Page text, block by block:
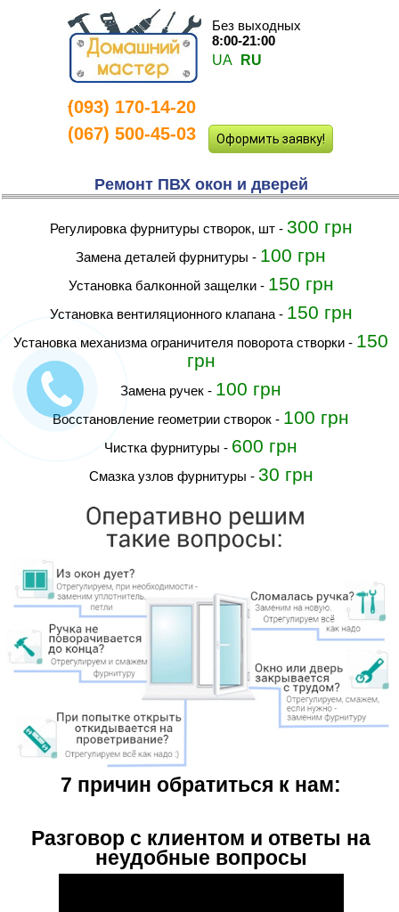
-
Без выходных
8:00-21:00
UA
RU
(093) 170-14-20
(067) 500-45-03
Оформить заявку!
Ремонт ПВХ окон и дверей
Регулировка фурнитуры створок, шт - 300 грн
Замена деталей фурнитуры - 100 грн
установка балконной защелки - 150 грн
Установка вентиляционного клапана - 150 грн
Установка механизма ограничителя поворота створки - 150
грн
Замена ручек - 100 грн
Восстановление геометрии створок - 100 грн
Чистка фурнитуры - 600 грн
Смазка узлов фурнитуры - 30 грн
7 причин обратиться к нам:
Разговор с клиентом и ответы на
неудобные вопросы